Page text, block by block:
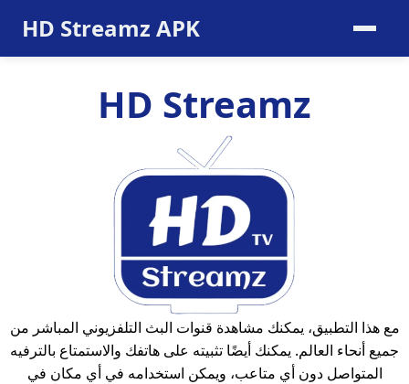
HD Streamz APK
HD Streamz
مع هذا التطبيق، يمكنك مشاهدة قنوات البث التلفزيوني المباشر من
جميع أنحاء العالم. يمكنك أيضًا تثبيته على هاتفك والاستمتاع بالترفيه
المتواصل دون أي متاعب، ويمكن استخدامه في أي مكان في